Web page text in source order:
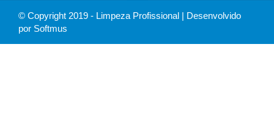
© Copyright 2019 - Limpeza Profissional | Desenvolvido
por Softmus